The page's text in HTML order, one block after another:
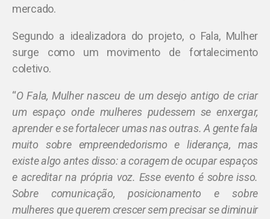
mercado.
Segundo a idealizadora do projeto, o Fala, Mulher
surge como um movimento de fortalecimento
coletivo.
“O Fala, Mulher nasceu de um desejo antigo de criar
um espaço onde mulheres pudessem se enxergar,
aprender e se fortalecer umas nas outras. A gente fala
muito sobre empreendedorismo e liderança, mas
existe algo antes disso: a coragem de ocupar espaços
e acreditar na própria voz. Esse evento é sobre isso.
Sobre comunicação, posicionamento e sobre
mulheres que querem crescer sem precisar se diminuir